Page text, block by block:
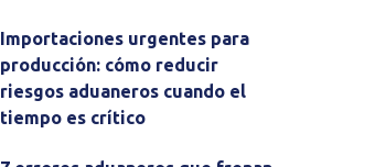
Importaciones urgentes para
producción: cómo reducir
riesgos aduaneros cuando el
tiempo es crítico